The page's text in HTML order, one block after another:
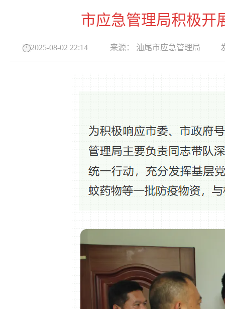
市应急管理局积极开
2025-08-02 22:14 来源： 汕尾市应急管理局 发